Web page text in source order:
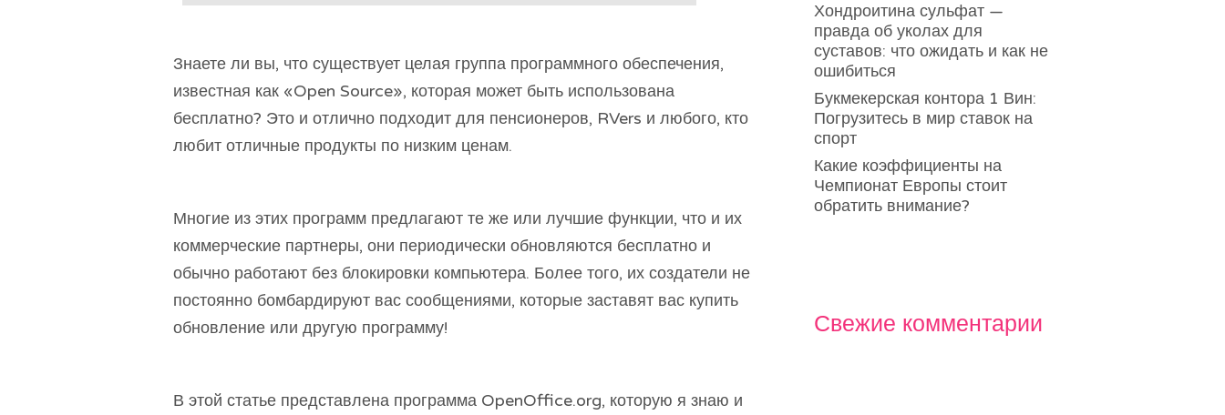
Знаете ли вы, что существует целая группа программного обеспечения,
известная как «Open Source», которая может быть использована
бесплатно? Это и отлично подходит для пенсионеров, RVers и любого, кто
любит отличные продукты по низким ценам.
Многие из этих программ предлагают те же или лучшие функции, что и их
коммерческие партнеры, они периодически обновляются бесплатно и
обычно работают без блокировки компьютера. Более того, их создатели не
постоянно бомбардируют вас сообщениями, которые заставят вас купить
обновление или другую программу!
В этой статье представлена ​​программа OpenOffice.org, которую я знаю и
Хондроитина сульфат —
правда об уколах для
суставов: что ожидать и как не
ошибиться
Букмекерская контора 1 Вин:
Погрузитесь в мир ставок на
спорт
Какие коэффициенты на
Чемпионат Европы стоит
обратить внимание?
Свежие комментарии